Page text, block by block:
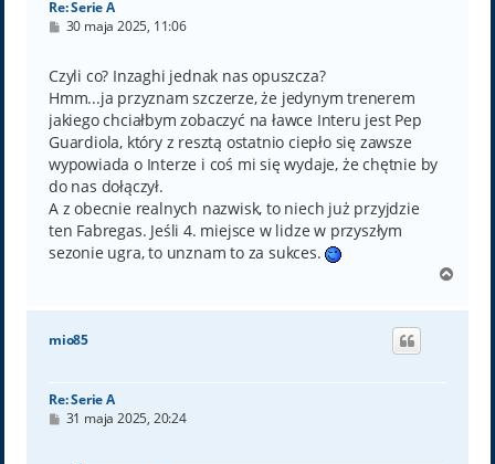
Re: Serie A
P
t
30 maja 2025, 11:06
Czyli co? Inzaghi jednak nas opuszcza?
Hmm...ja przyznam szczerze, że jedynym trenerem
jakiego chciałbym zobaczyć na ławce Interu jest Pep
Guardiola, który z resztą ostatnio ciepło się zawsze
wypowiada o Interze i coś mi się wydaje, że chętnie by
do nas dołączył.
A z obecnie realnych nazwisk, to niech już przyjdzie
ten Fabregas. Jeśli 4. miejsce w lidze w przyszłym
sezonie ugra, to unznam to za sukces.
g
mio85
Re: Serie A
P31 maja 2025, 20:24